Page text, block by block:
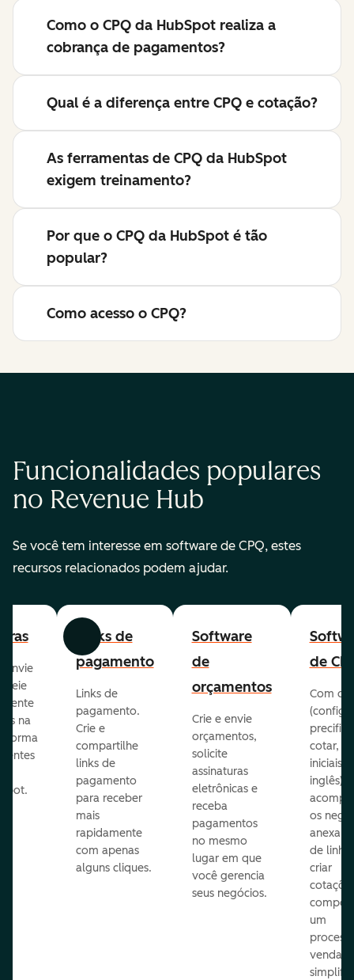
Como o CPQ da HubSpot realiza a
cobrança de pagamentos?
Qual é a diferença entre CPQ e cotação?
As ferramentas de CPQ da HubSpot
exigem treinamento?
Por que o CPQ da HubSpot é tão
popular?
Como acesso o CPQ?
Funcionalidades populares
no Revenue Hub
Se você tem interesse em software de CPQ, estes
recursos relacionados podem ajudar.
Anterior Avançar
envie
na
Links de
pagamento
Links de
pagamento.
Crie e
compartilhe
links de
pagamento
para receber
mais
rapidamente
com apenas
alguns cliques.
Software
de
orçamentos
Crie e envie
orçamentos,
solicite
assinaturas
eletrônicas e
receba
pagamentos
no mesmo
lugar em que
você gerencia
seus negócios.
de
Com o
cotar,
iniciais
inglês),
os
anexar
de linha
criar
um
venda